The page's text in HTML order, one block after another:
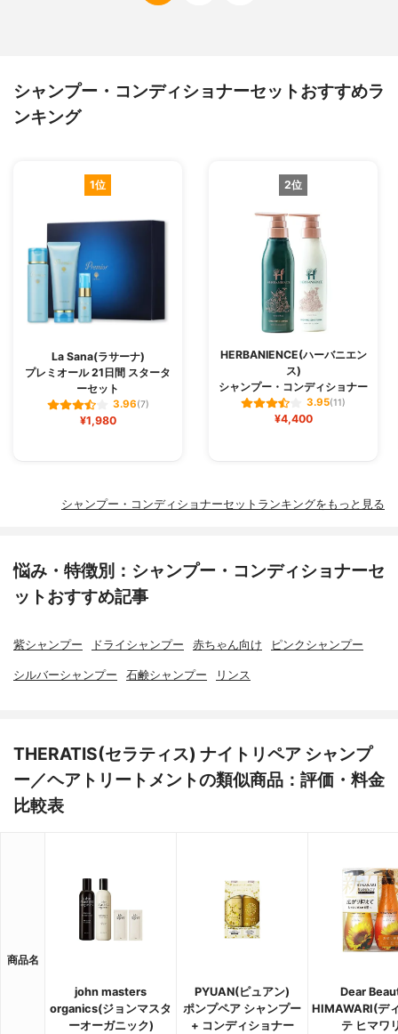
シャンプー・コンディショナーセットおすすめラ
ンキング
1位
La Sana(ラサーナ)
プレミオール 21日間 スタータ
ーセット
3.96(7)
¥1,980
2位
HERBANIENCE(ハーバニエン
ス)
シャンプー・コンディショナー
3.95(11)
¥4,400
シャンプー・コンディショナーセットランキングをもっと見る
悩み・特徴別：シャンプー・コンディショナーセ
ットおすすめ記事
紫シャンプー ドライシャンプー 赤ちゃん向け ピンクシャンプー
シルバーシャンプー 石鹸シャンプー リンス
THERATIS(セラティス) ナイトリペア シャンプ
ー／ヘアトリートメントの類似商品：評価・料金
比較表
商品名
john masters
organics(ジョンマスタ
ーオーガニック)
PYUAN(ピュアン)
ポンプペア シャンプー
+ コンディショナー
Dear
HIMAWARI(デ
テ ヒマワ